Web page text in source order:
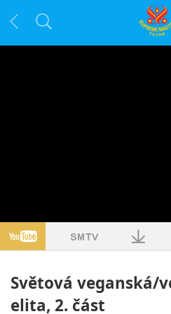
Světová veganská/
elita, 2. část